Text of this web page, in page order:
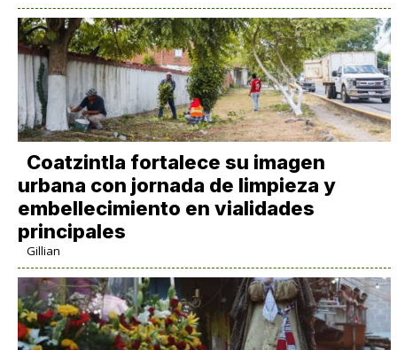
Coatzintla fortalece su imagen
urbana con jornada de limpieza y
embellecimiento en vialidades
principales
Gillian